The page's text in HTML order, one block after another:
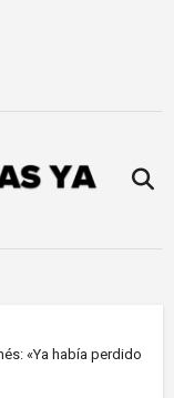
«Ya había perdido